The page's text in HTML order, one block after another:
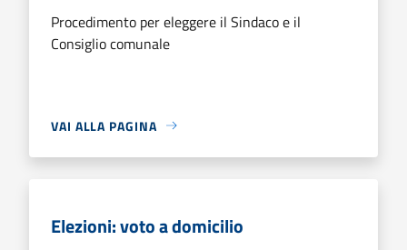
Procedimento per eleggere il Sindaco e il
Consiglio comunale
VAI ALLA PAGINA
Elezioni: voto a domicilio